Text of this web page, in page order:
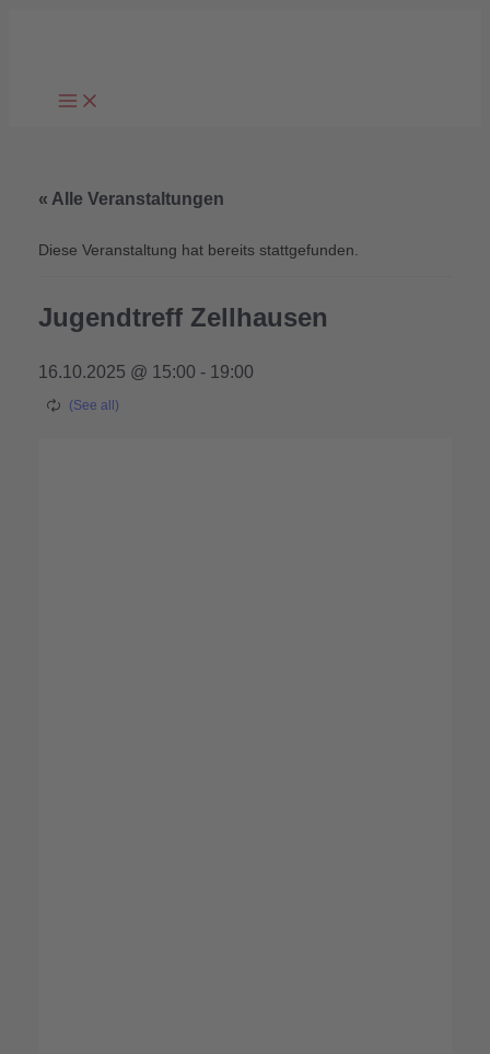
« Alle Veranstaltungen
Diese Veranstaltung hat bereits stattgefunden.
Jugendtreff Zellhausen
16.10.2025 @ 15:00 - 19:00